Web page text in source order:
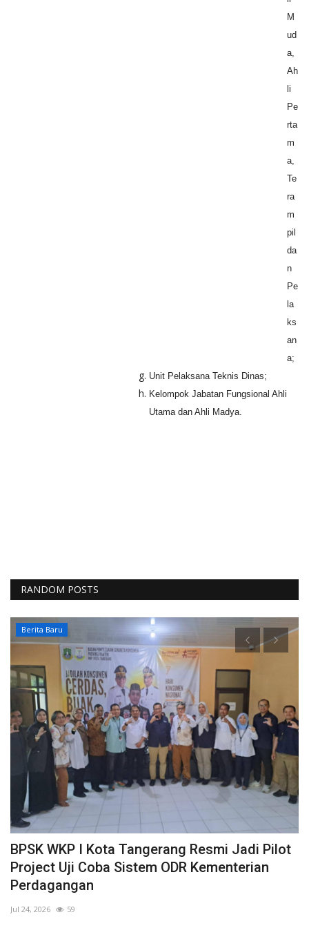
M
ud
a,
Ah
li
Pe
rta
m
a,
Te
ra
m
pil
da
n
Pe
la
ks
an
a;
Unit Pelaksana Teknis Dinas;
Kelompok Jabatan Fungsional Ahli
Utama dan Ahli Madya.
RANDOM POSTS
Berita Baru
BPSK WKP I Kota Tangerang Resmi Jadi Pilot
Project Uji Coba Sistem ODR Kementerian
Perdagangan
Jul 24, 2026 59